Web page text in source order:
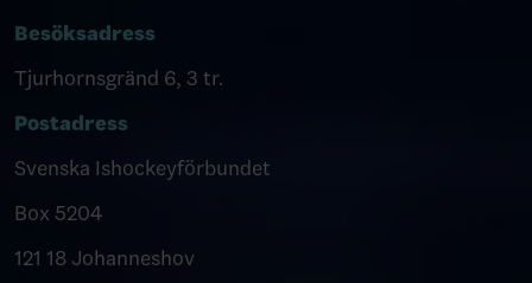
Besöksadress
Tjurhornsgränd 6, 3 tr.
Postadress
Svenska Ishockeyförbundet
Box 5204
121 18 Johanneshov